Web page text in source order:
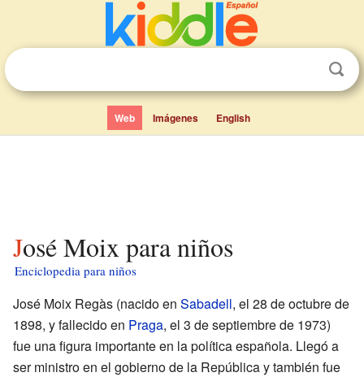
Web Imágenes English
José Moix para niños
Enciclopedia para niños
José Moix Regàs (nacido en Sabadell, el 28 de octubre de
1898, y fallecido en Praga, el 3 de septiembre de 1973)
fue una figura importante en la política española. Llegó a
ser ministro en el gobierno de la República y también fue